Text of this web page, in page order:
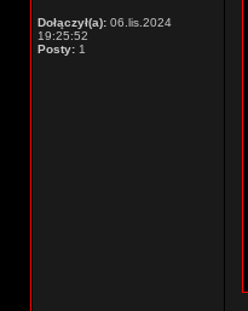
Dołączył(a): 06.lis.2024
19:25:52
Posty: 1